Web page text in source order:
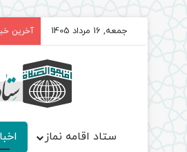
جمعه, 16 مرداد 1405 آخرین
ستاد اقامه نماز